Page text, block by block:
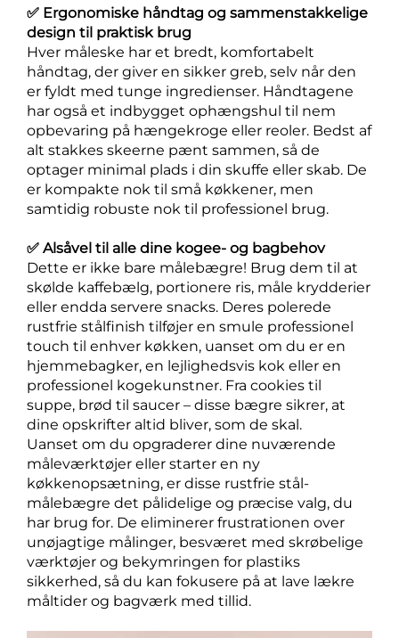
✅ Ergonomiske håndtag og sammenstakkelige
design til praktisk brug
Hver måleske har et bredt, komfortabelt
håndtag, der giver en sikker greb, selv når den
er fyldt med tunge ingredienser. Håndtagene
har også et indbygget ophængshul til nem
opbevaring på hængekroge eller reoler. Bedst af
alt stakkes skeerne pænt sammen, så de
optager minimal plads i din skuffe eller skab. De
er kompakte nok til små køkkener, men
samtidig robuste nok til professionel brug.
✅ Alsåvel til alle dine kogee- og bagbehov
Dette er ikke bare målebægre! Brug dem til at
skølde kaffebælg, portionere ris, måle krydderier
eller endda servere snacks. Deres polerede
rustfrie stålfinish tilføjer en smule professionel
touch til enhver køkken, uanset om du er en
hjemmebagker, en lejlighedsvis kok eller en
professionel kogekunstner. Fra cookies til
suppe, brød til saucer – disse bægre sikrer, at
dine opskrifter altid bliver, som de skal.
Uanset om du opgraderer dine nuværende
måleværktøjer eller starter en ny
køkkenopsætning, er disse rustfrie stål-
målebægre det pålidelige og præcise valg, du
har brug for. De eliminerer frustrationen over
unøjagtige målinger, besværet med skrøbelige
værktøjer og bekymringen for plastiks
sikkerhed, så du kan fokusere på at lave lækre
måltider og bagværk med tillid.